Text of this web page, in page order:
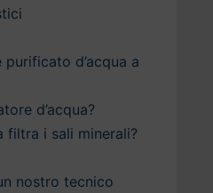
purificato d’acqua a
d’acqua?
filtra i sali minerali?
nostro tecnico